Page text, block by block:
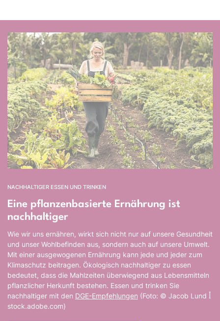
NACHHALTIGER ESSEN UND TRINKEN
Eine pflanzenbasierte Ernährung ist
nachhaltiger
Wie wir uns ernähren, wirkt sich nicht nur auf unsere Gesundheit
und unser Wohlbefinden aus, sondern auch auf unsere Umwelt.
Mit einer ausgewogenen Ernährung kann jede und jeder zum
Klimaschutz beitragen. Ökologisch nachhaltiger zu essen
bedeutet, dass die Mahlzeiten überwiegend aus Lebensmitteln
pflanzlicher Herkunft bestehen. Essen und trinken Sie
nachhaltiger mit den DGE-Empfehlungen (Foto: © Jacob Lund ꟾ
stock.adobe.com)